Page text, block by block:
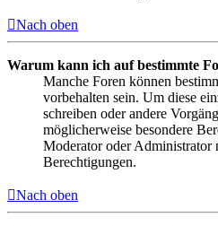
Nach oben
Warum kann ich auf bestimmte
Manche Foren können
vorbehalten sein. Um diese
schreiben oder andere
möglicherweise besondere
Moderator oder Administrator
Berechtigungen.
Nach oben